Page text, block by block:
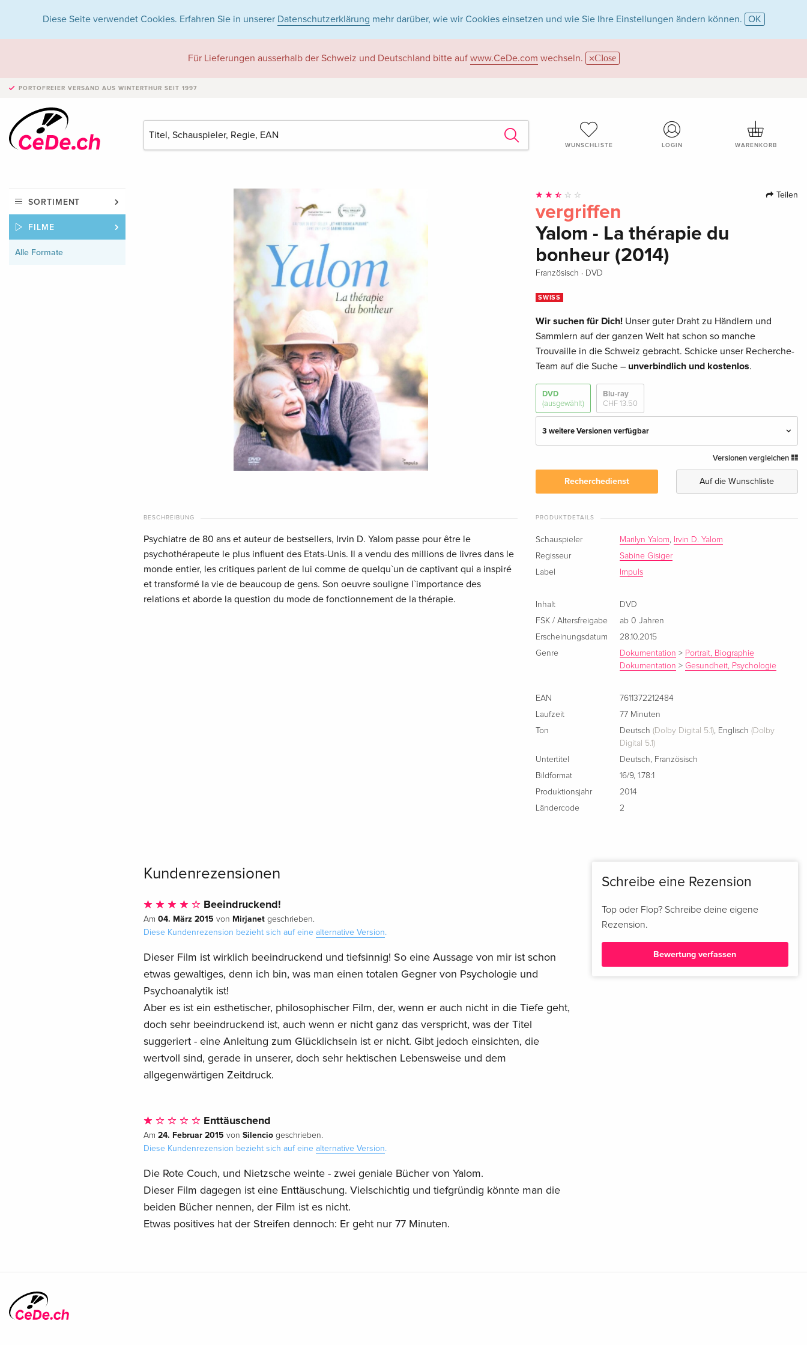
Diese Seite verwendet Cookies. Erfahren Sie in unserer Datenschutzerklärung mehr darüber, wie wir Cookies einsetzen und wie Sie Ihre Einstellungen ändern können. OK
Für Lieferungen ausserhalb der Schweiz und Deutschland bitte auf www.CeDe.com wechseln. Close
PORTOFREIER VERSAND AUS WINTERTHUR SEIT 1997
WUNSCHLISTE LOGIN WARENKORB
SORTIMENT
FILME
Alle Formate
Teilen
vergriffen
Yalom - La thérapie du
bonheur (2014)
Französisch · DVD
SWISS
Wir suchen für Dich! Unser guter Draht zu Händlern und
Sammlern auf der ganzen Welt hat schon so manche
Trouvaille in die Schweiz gebracht. Schicke unser Recherche-
Team auf die Suche – unverbindlich und kostenlos.
DVD
(ausgewählt)
Blu-ray
CHF 13.50
3 weitere Versionen verfügbar
Deutsch
CHF 11.50
Deutsch
Standard Edition
Englisch · US Version
Versionen vergleichen
Recherchedienst Auf die Wunschliste
BESCHREIBUNG
Psychiatre de 80 ans et auteur de bestsellers, Irvin D. Yalom passe pour être le
psychothérapeute le plus influent des Etats-Unis. Il a vendu des millions de livres dans le
monde entier, les critiques parlent de lui comme de quelqu`un de captivant qui a inspiré
et transformé la vie de beaucoup de gens. Son oeuvre souligne l`importance des
relations et aborde la question du mode de fonctionnement de la thérapie.
PRODUKTDETAILS
Schauspieler Marilyn Yalom, Irvin D. Yalom
Regisseur
Sabine Gisiger
Label
Impuls
Inhalt
DVD
FSK / Altersfreigabe
ab 0 Jahren
Erscheinungsdatum
28.10.2015
Genre
Dokumentation > Portrait, Biographie
Dokumentation >Gesundheit, Psychologie
EAN
7611372212484
Laufzeit
77 Minuten
Ton
Deutsch (Dolby Digital 5.1), Englisch (Dolby
Digital 5.1)
Untertitel
Deutsch, Französisch
Bildformat
16/9,1.78:1
Produktionsjahr
2014
Ländercode
2
Kundenrezensionen
Beeindruckend!
Am 04. März 2015 von Mirjanetgeschrieben.
Diese Kundenrezension bezieht sich auf eine alternative Version.
Dieser Film ist wirklich beeindruckend und tiefsinnig! So eine Aussage von mir ist schon
etwas gewaltiges, denn ich bin, was man einen totalen Gegner von Psychologie und
Psychoanalytik ist!
Aber es ist ein esthetischer, philosophischer Film, der, wenn er auch nicht in die Tiefe geht,
doch sehr beeindruckend ist, auch wenn er nicht ganz das verspricht, was der Titel
suggeriert - eine Anleitung zum Glücklichsein ist er nicht. Gibt jedoch einsichten, die
wertvoll sind, gerade in unserer, doch sehr hektischen Lebensweise und dem
allgegenwärtigen Zeitdruck.
Enttäuschend
Am 24. Februar 2015 von Silenciogeschrieben.
Diese Kundenrezension bezieht sich auf eine alternative Version.
Die Rote Couch, und Nietzsche weinte - zwei geniale Bücher von Yalom.
Dieser Film dagegen ist eine Enttäuschung. Vielschichtig und tiefgründig könnte man die
beiden Bücher nennen, der Film ist es nicht.
Etwas positives hat der Streifen dennoch: Er geht nur 77 Minuten.
Schreibe eine Rezension
Top oder Flop? Schreibe deine eigene
Rezension.
Bewertung verfassen